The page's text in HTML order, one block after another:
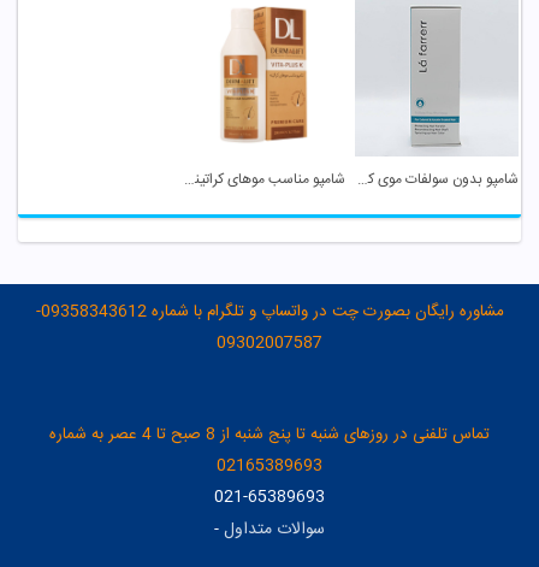
شامپو بدون سولفات موی کراتینه و رنگ شده لافارر شامپو مناسب موهای کراتینه درمالیفت
مشاوره رایگان بصورت چت در واتساپ و تلگرام با شماره 09358343612-
09302007587
تماس تلفنی در روزهای شنبه تا پنج شنبه از 8 صبح تا 4 عصر به شماره
02165389693
021-65389693
سوالات متداول-